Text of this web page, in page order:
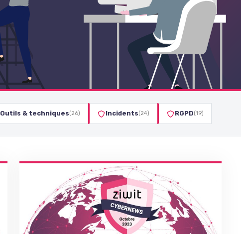
Outils & techniques(26) Incidents(24) RGPD(19)